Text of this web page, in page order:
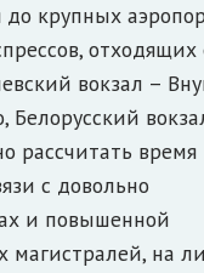
крупных
отходящих
вокзал –
рассчитать время
с довольно
и повышенной
магистралей, на